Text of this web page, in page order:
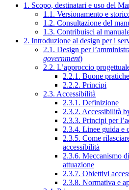
1. Scopo, destinatari e uso del
1.1. Versionamento e
1.2. Consultazione del
1.3. Contribuisci al
2. Introduzione al design per i
2.1. Design per
government)
2.2. L’approccio
2.2.1. Buone pratiche
2.2.2. Principi
2.3. Accessibilità
2.3.1. Definizione
2.3.2. Accessibilità
2.3.3. Principi per
2.3.4. Linee guida e
2.3.5. Come
accessibilità
2.3.6. Meccanismo
attuazione
2.3.7. Obiettivi
2.3.8. Normativa e